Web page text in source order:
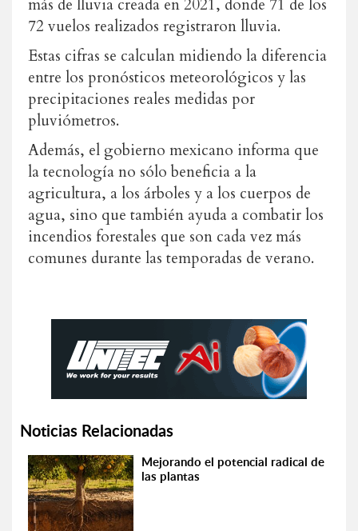
más de lluvia creada en 2021, donde 71 de los
72 vuelos realizados registraron lluvia.
Estas cifras se calculan midiendo la diferencia
entre los pronósticos meteorológicos y las
precipitaciones reales medidas por
pluviómetros.
Además, el gobierno mexicano informa que
la tecnología no sólo beneficia a la
agricultura, a los árboles y a los cuerpos de
agua, sino que también ayuda a combatir los
incendios forestales que son cada vez más
comunes durante las temporadas de verano.
Noticias Relacionadas
Mejorando el potencial radical de
las plantas